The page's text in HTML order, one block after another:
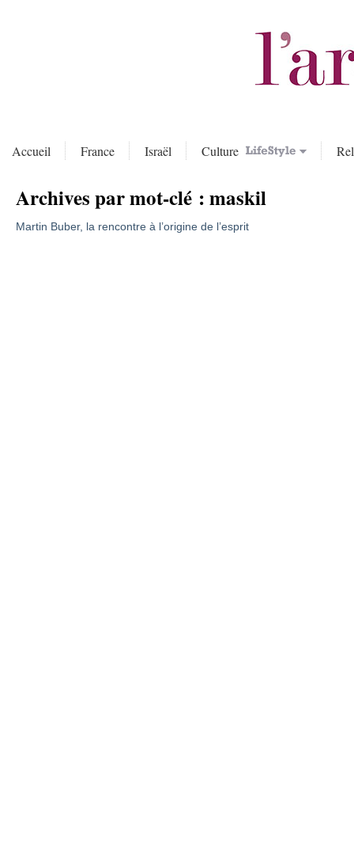
Accueil France Israël Culture
Archives par mot-clé :maskil
Martin Buber, la rencontre à l’origine de l’esprit